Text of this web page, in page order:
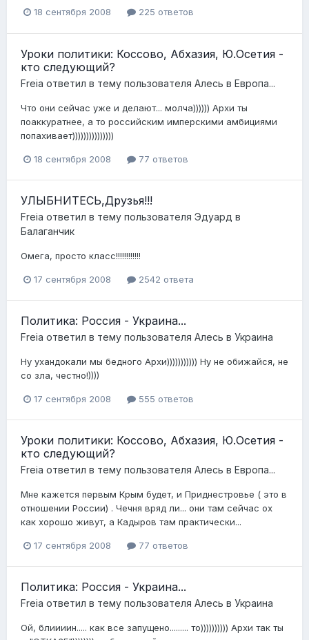
18 сентября 2008 225 ответов
Уроки политики: Коссово, Абхазия, Ю.Осетия -
кто следующий?
Freia ответил в тему пользователя Алесь в Европа...
Что они сейчас уже и делают... молча)))))) Архи ты
поаккуратнее, а то российским имперскими амбициями
попахивает)))))))))))))))
18 сентября 2008 77 ответов
УЛЫБНИТЕСЬ,Друзья!!!
Freia ответил в тему пользователя Эдуард в
Балаганчик
Омега, просто класс!!!!!!!!!!!!
17 сентября 2008 2542 ответа
Политика: Россия - Украина...
Freia ответил в тему пользователя Алесь в Украина
Ну ухандокали мы бедного Архи))))))))))) Ну не обижайся, не
со зла, честно!))))
17 сентября 2008 555 ответов
Уроки политики: Коссово, Абхазия, Ю.Осетия -
кто следующий?
Freia ответил в тему пользователя Алесь в Европа...
Мне кажется первым Крым будет, и Приднестровье ( это в
отношении России) . Чечня вряд ли... они там сейчас ох
как хорошо живут, а Кадыров там практически...
17 сентября 2008 77 ответов
Политика: Россия - Украина...
Freia ответил в тему пользователя Алесь в Украина
Ой, блиииин..... как все запущено......... то)))))))))) Архи так ты